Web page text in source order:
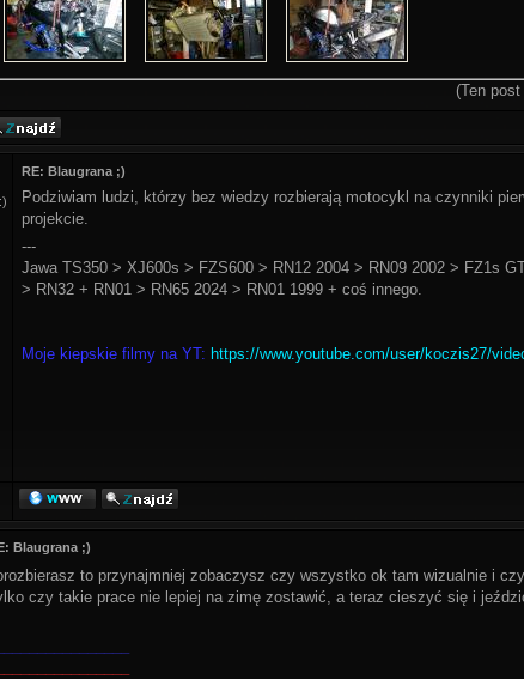
(Ten
RE: Blaugrana ;)
Podziwiam ludzi, którzy bez wiedzy rozbierają motocykl na czynniki
projekcie.
---
Jawa TS350 > XJ600s > FZS600 > RN12 2004 > RN09 2002 > FZ1s
> RN32 + RN01 > RN65 2024 > RN01 1999 + coś innego.
Moje kiepskie filmy na YT: https://www.youtube.com/user/koczis27/
Blaugrana ;)
to przynajmniej zobaczysz czy wszystko ok tam wizualnie i
czy takie prace nie lepiej na zimę zostawić, a teraz cieszyć się i